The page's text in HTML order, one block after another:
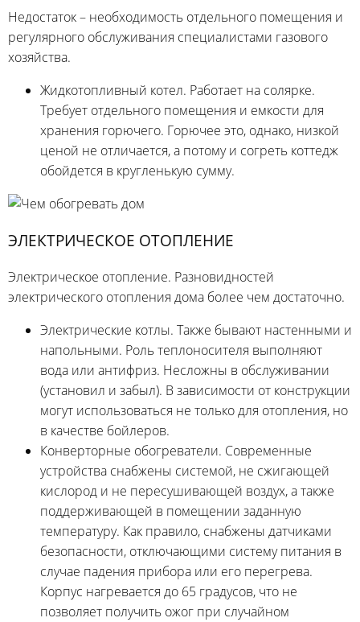
Недостаток – необходимость отдельного помещения и
регулярного обслуживания специалистами газового
хозяйства.
Жидкотопливный котел. Работает на солярке.
Требует отдельного помещения и емкости для
хранения горючего. Горючее это, однако, низкой
ценой не отличается, а потому и согреть коттедж
обойдется в кругленькую сумму.
ЭЛЕКТРИЧЕСКОЕ ОТОПЛЕНИЕ
Электрическое отопление. Разновидностей
электрического отопления дома более чем достаточно.
Электрические котлы. Также бывают настенными и
напольными. Роль теплоносителя выполняют
вода или антифриз. Несложны в обслуживании
(установил и забыл). В зависимости от конструкции
могут использоваться не только для отопления, но
в качестве бойлеров.
Конверторные обогреватели. Современные
устройства снабжены системой, не сжигающей
кислород и не пересушивающей воздух, а также
поддерживающей в помещении заданную
температуру. Как правило, снабжены датчиками
безопасности, отключающими систему питания в
случае падения прибора или его перегрева.
Корпус нагревается до 65 градусов, что не
позволяет получить ожог при случайном